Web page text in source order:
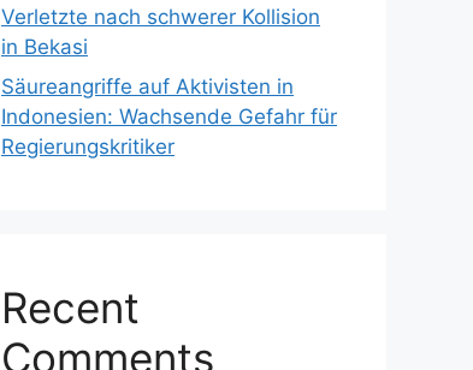
Verletzte nach schwerer Kollision
in Bekasi
Säureangriffe auf Aktivisten in
Indonesien: Wachsende Gefahr für
Regierungskritiker
Recent
Comments